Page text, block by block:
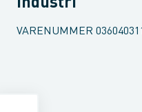
Industri
VARENUMMER 036040311